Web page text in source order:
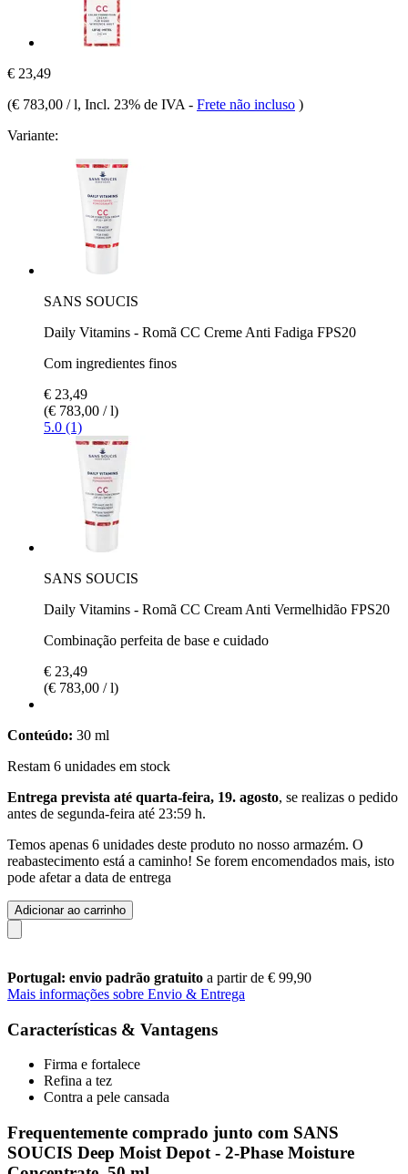
€ 23,49
(€ 783,00 / l, Incl. 23% de IVA - Frete não incluso )
Variante:
SANS SOUCIS
Daily Vitamins - Romã CC Creme Anti Fadiga FPS20
Com ingredientes finos
€ 23,49
(€ 783,00 / l)
5.0 (1)
SANS SOUCIS
Daily Vitamins - Romã CC Cream Anti Vermelhidão FPS20
Combinação perfeita de base e cuidado
€ 23,49
(€ 783,00 / l)
Conteúdo: 30 ml
Restam 6 unidades em stock
Entrega prevista até quarta-feira, 19. agosto, se realizas o pedido
antes de segunda-feira até 23:59 h.
Temos apenas 6 unidades deste produto no nosso armazém. O
reabastecimento está a caminho! Se forem encomendados mais, isto
pode afetar a data de entrega
Adicionar ao carrinho
Portugal: envio padrão gratuito a partir de € 99,90
Mais informações sobre Envio & Entrega
Características & Vantagens
Firma e fortalece
Refina a tez
Contra a pele cansada
Frequentemente comprado junto com SANS
SOUCIS Deep Moist Depot - 2-Phase Moisture